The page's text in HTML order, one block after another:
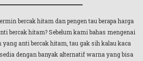
bercak hitam dan pengen tau berapa harga
bercak hitam? Sebelum kami bahas mengenai
anti bercak hitam, tau gak sih kalau kaca
dengan banyak alternatif warna yang bisa